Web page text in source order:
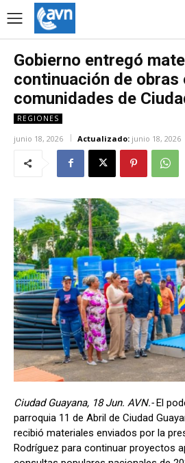
Gobierno entregó
continuación de obras
comunidades de
REGIONES
junio 18, 2026 Actualizado: junio 18, 2026
Ciudad Guayana, 18 Jun. AVN.-El
parroquia 11 de Abril de Ciudad
recibió materiales enviados por la
Rodríguez para continuar proyectos